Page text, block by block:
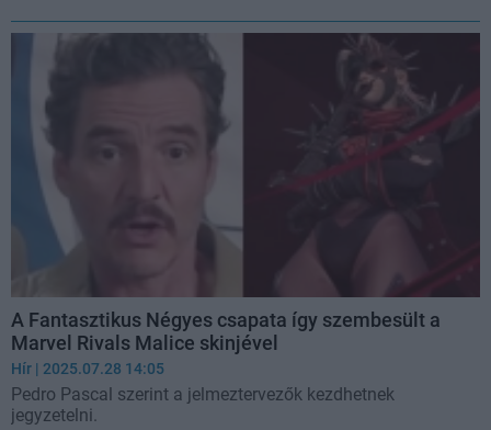
A Fantasztikus Négyes csapata így szembesült a
Marvel Rivals Malice skinjével
Hír | 2025.07.28 14:05
Pedro Pascal szerint a jelmeztervezők kezdhetnek
jegyzetelni.